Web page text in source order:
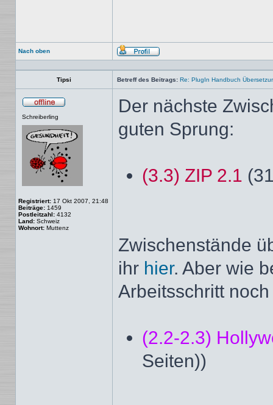
Nach oben
Profil
Tipsi Betreff des Beitrags: Re: PlugIn Handbuch
Schreiberling
Registriert: 17 Okt 2007, 21:48
Beiträge: 1459
Postleitzahl: 4132
Land: Schweiz
Wohnort: Muttenz
Der nächste
guten Sprung:
(3.3) ZIP 2.1
Zwischenstände
ihr hier. Aber wie
Arbeitsschritt
(2.2-2.3)
Seiten))